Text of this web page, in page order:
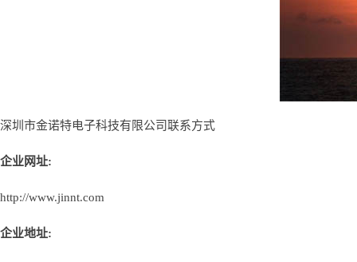
深圳市金诺特电子科技有限公司联系方式
企业网址:
http://www.jinnt.com
企业地址: